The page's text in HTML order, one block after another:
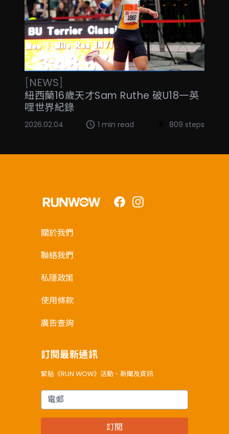
[NEWS]
紐西蘭16歲天才Sam Ruthe 破U18一英
哩世界紀錄
2026.02.04 1 min read 809 steps
FacebookInstagram
關於我們
聯絡我們
私隱政策
使用條款
廣告查詢
訂閱最新通訊
緊貼《RUN WOW》活動、新聞及資訊
電郵
訂閱